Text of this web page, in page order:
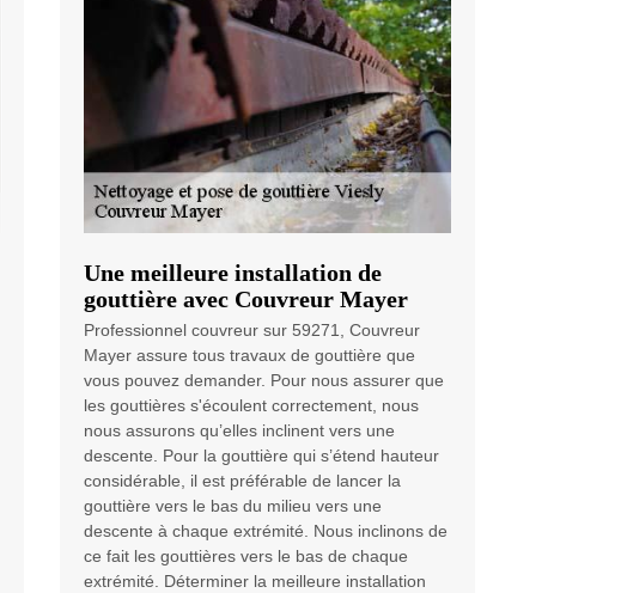
Une meilleure installation de
gouttière avec Couvreur Mayer
Professionnel couvreur sur 59271, Couvreur
Mayer assure tous travaux de gouttière que
vous pouvez demander. Pour nous assurer que
les gouttières s'écoulent correctement, nous
nous assurons qu’elles inclinent vers une
descente. Pour la gouttière qui s’étend hauteur
considérable, il est préférable de lancer la
gouttière vers le bas du milieu vers une
descente à chaque extrémité. Nous inclinons de
ce fait les gouttières vers le bas de chaque
extrémité. Déterminer la meilleure installation